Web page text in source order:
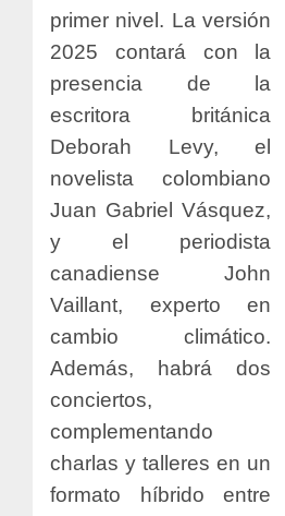
primer nivel. La versión
2025 contará con la
presencia de la
escritora británica
Deborah Levy, el
novelista colombiano
Juan Gabriel Vásquez,
y el periodista
canadiense John
Vaillant, experto en
cambio climático.
Además, habrá dos
conciertos,
complementando
charlas y talleres en un
formato híbrido entre